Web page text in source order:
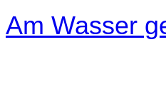
Am Wasser